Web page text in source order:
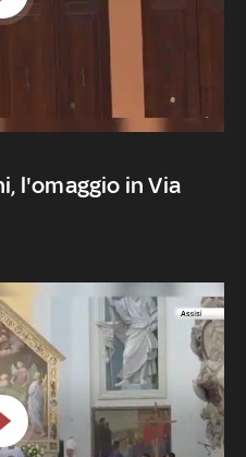
l'omaggio in Via